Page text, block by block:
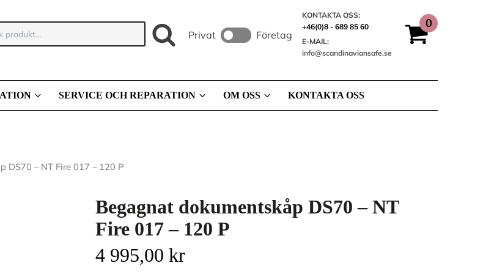
Privat Företag
KONTAKTA OSS:
+46(0)8 - 689 85 60
E-MAIL:
info@scandinaviansafe.se
SERVICE OCH REPARATION OM OSS KONTAKTA OSS
DS70 – NT Fire 017 – 120 P
Begagnat dokumentskåp DS70 – NT
Fire 017 – 120 P
4 995,00 kr